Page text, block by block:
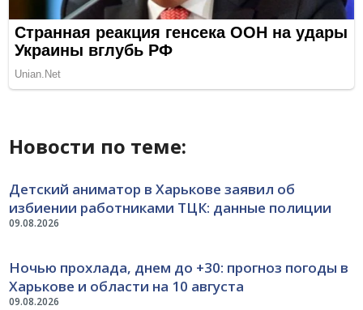
Новости по теме:
09.08.2026
Детский аниматор в Харькове заявил об
избиении работниками ТЦК: данные полиции
09.08.2026
Ночью прохлада, днем до +30: прогноз погоды в
Харькове и области на 10 августа